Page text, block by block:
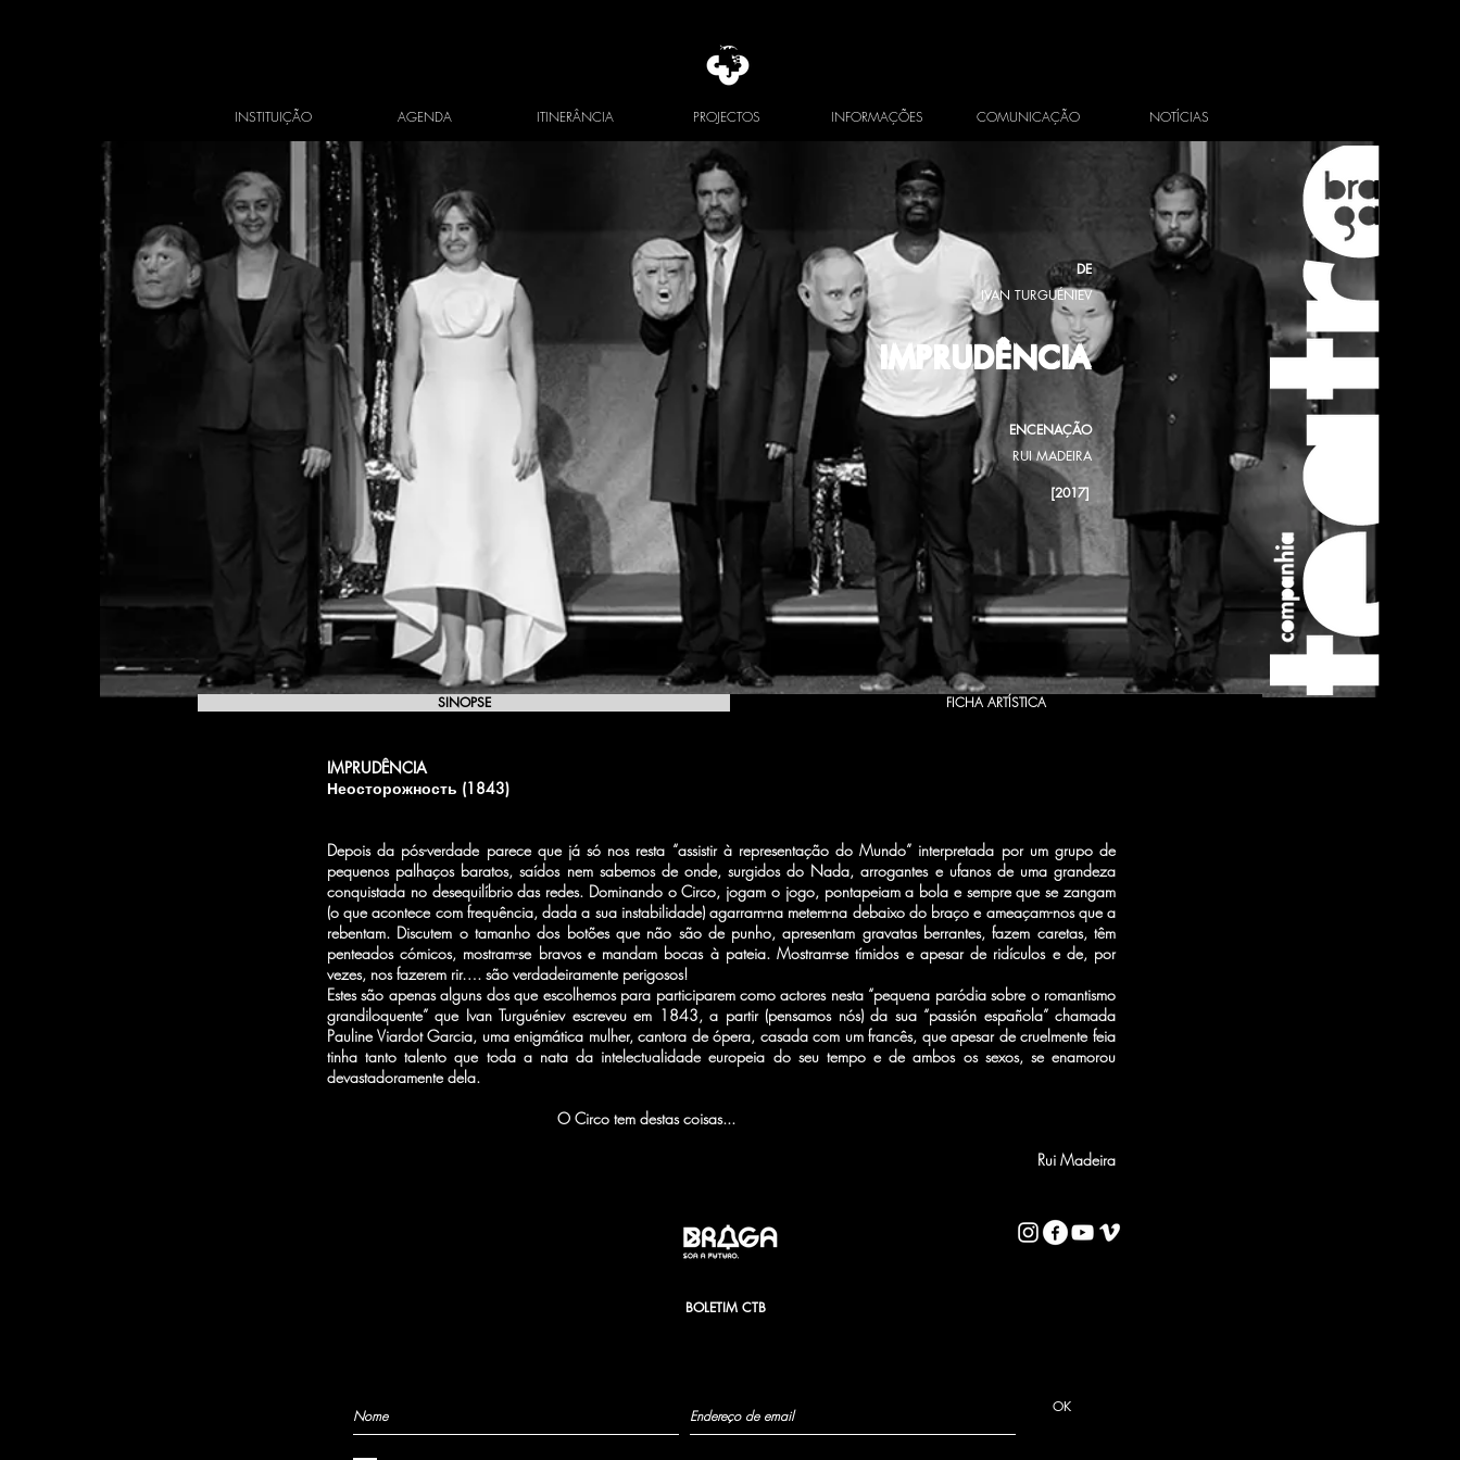
INSTITUIÇÃO AGENDA ITINERÂNCIA PROJECTOS INFORMAÇÕES COMUNICAÇÃO NOTÍCIAS
IMPRUDÊNCIA​
ENCENAÇÃO
RUI MADEIRA
[2017]
DE
IVAN TURGUÉNIEV
SINOPSE FICHA ARTÍSTICA
IMPRUDÊNCIA​
Неосторожность (1843)
Depois da pós-verdade parece que já só nos resta “assistir à representação do Mundo” interpretada por um grupo de
pequenos palhaços baratos, saídos nem sabemos de onde, surgidos do Nada, arrogantes e ufanos de uma grandeza
conquistada no desequilíbrio das redes. Dominando o Circo, jogam o jogo, pontapeiam a bola e sempre que se zangam
(o que acontece com frequência, dada a sua instabilidade) agarram-na metem-na debaixo do braço e ameaçam-nos que a
rebentam. Discutem o tamanho dos botões que não são de punho, apresentam gravatas berrantes, fazem caretas, têm
penteados cómicos, mostram-se bravos e mandam bocas à pateia. Mostram-se tímidos e apesar de ridículos e de, por
vezes, nos fazerem rir…. são verdadeiramente perigosos!
Estes são apenas alguns dos que escolhemos para participarem como actores nesta “pequena paródia sobre o romantismo
grandiloquente” que Ivan Turguéniev escreveu em 1843, a partir (pensamos nós) da sua “passión española” chamada
Pauline Viardot Garcia, uma enigmática mulher, cantora de ópera, casada com um francês, que apesar de cruelmente feia
tinha tanto talento que toda a nata da intelectualidade europeia do seu tempo e de ambos os sexos, se enamorou
devastadoramente dela.
O Circo tem destas coisas...
Rui Madeira
BOLETIM CTB
OK